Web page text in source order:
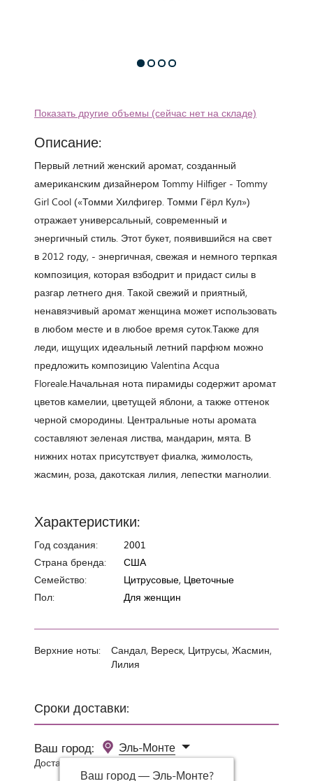
Сроки доставки:
Ваш город:
Эль-Монте
Ваш город — Эль-Монте?
Доставка 0 руб при заказе от 3000 руб.
Показать другие объемы (сейчас нет на складе)
Описание:
Первый летний женский аромат, созданный
американским дизайнером Tommy Hilfiger - Tommy
Girl Cool («Томми Хилфигер. Томми Гёрл Кул»)
отражает универсальный, современный и
энергичный стиль. Этот букет, появившийся на свет
в 2012 году, - энергичная, свежая и немного терпкая
композиция, которая взбодрит и придаст силы в
разгар летнего дня. Такой свежий и приятный,
ненавязчивый аромат женщина может использовать
в любом месте и в любое время суток.Также для
леди, ищущих идеальный летний парфюм можно
предложить композицию Valentina Acqua
Floreale.Начальная нота пирамиды содержит аромат
цветов камелии, цветущей яблони, а также оттенок
черной смородины. Центральные ноты аромата
составляют зеленая листва, мандарин, мята. В
нижних нотах присутствует фиалка, жимолость,
жасмин, роза, дакотская лилия, лепестки магнолии.
Характеристики:
Год создания:
2001
Страна бренда:
США
Семейство:
Цитрусовые, Цветочные
Пол:
Для женщин
Верхние ноты:
Сандал, Вереск, Цитрусы, Жасмин,
Лилия